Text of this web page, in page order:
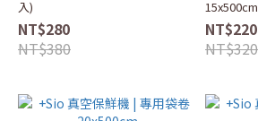
入)
NT$280
NT$380
15x500cm
NT$220
NT$320